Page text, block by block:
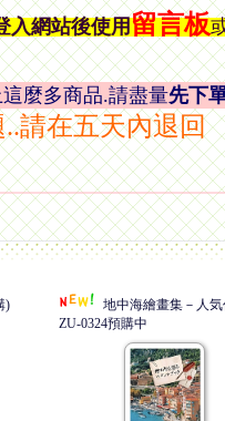
入網站後使用留言板
麼多商品.請盡量先下
請在五天內退回
)
地中海繪畫集－人気
ZU-0324預購中